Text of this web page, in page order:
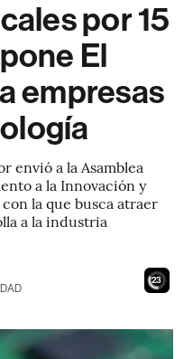
por 15
El
empresas
envió a la Asamblea
a la Innovación y
la que busca atraer
a la industria
21